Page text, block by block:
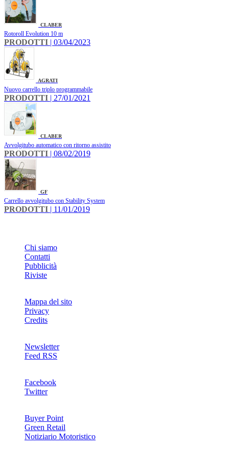
CLABER
Rotoroll Evolution 10 m
PRODOTTI | 03/04/2023
AGRATI
Nuovo carrello triplo programmabile
PRODOTTI | 27/01/2021
CLABER
Avvolgitubo automatico con ritorno assistito
PRODOTTI | 08/02/2019
GF
Carrello avvolgitubo con Stability System
PRODOTTI | 11/01/2019
Chi siamo
Contatti
Pubblicità
Riviste
Mappa del sito
Privacy
Credits
Newsletter
Feed RSS
Facebook
Twitter
Buyer Point
Green Retail
Notiziario Motoristico